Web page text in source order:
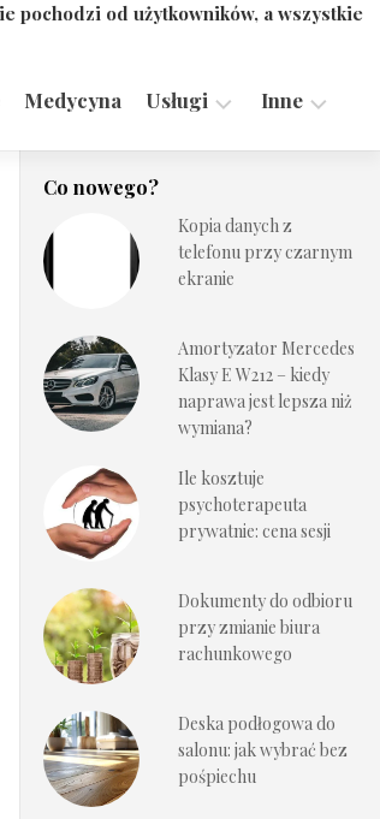
pochodzi od użytkowników, a wszystkie
Medycyna Usługi
Technologie
Inne
Co nowego?
Kopia danych z
telefonu przy czarnym
ekranie
Amortyzator Mercedes
Klasy E W212 – kiedy
naprawa jest lepsza niż
wymiana?
Ile kosztuje
psychoterapeuta
prywatnie: cena sesji
Dokumenty do odbioru
przy zmianie biura
rachunkowego
Deska podłogowa do
salonu: jak wybrać bez
pośpiechu